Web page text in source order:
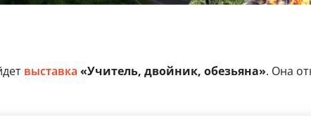
выставка «Учитель, двойник, обезьяна». Она